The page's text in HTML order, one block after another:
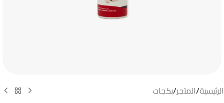
الرئيسية/المتجر/بكجات